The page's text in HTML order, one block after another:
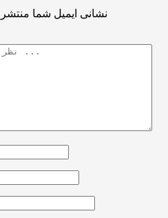
نشانی ایمیل شما